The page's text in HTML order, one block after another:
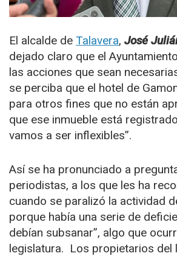
El alcalde de Talavera, José
dejado claro que el
las acciones que sean
se perciba que el hotel de
para otros fines que no están
que ese inmueble está
vamos a ser inflexibles”.
Así se ha pronunciado a
periodistas, a los que les ha
cuando se paralizó la actividad
porque había una serie de
debían subsanar”, algo que
legislatura. Los propietarios del